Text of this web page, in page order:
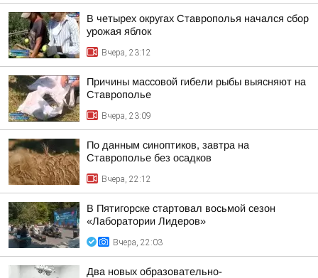
В четырех округах Ставрополья начался сбор
урожая яблок
Вчера, 23:12
Причины массовой гибели рыбы выясняют на
Ставрополье
Вчера, 23:09
По данным синоптиков, завтра на
Ставрополье без осадков
Вчера, 22:12
В Пятигорске стартовал восьмой сезон
«Лаборатории Лидеров»
Вчера, 22:03
Два новых образовательно-